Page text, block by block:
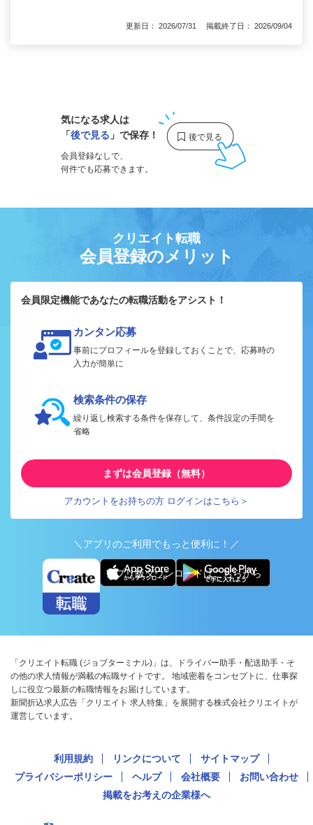
更新日： 2026/07/31 掲載終了日： 2026/09/04
気になる求人は
「後で見る 」で保存！
会員登録なしで、
何件でも応募できます。
クリエイト転職
会員登録のメリット
会員限定機能であなたの転職活動をアシスト！
カンタン応募
事前にプロフィールを登録しておくことで、応募時の
入力が簡単に
検索条件の保存
繰り返し検索する条件を保存して、条件設定の手間を
省略
まずは会員登録（無料）
アカウントをお持ちの方 ログインはこちら＞
＼アプリのご利用でもっと便利に！／
アプリ版ダウンロードはこちらから
「クリエイト転職 (ジョブターミナル)」は、ドライバー助手・配送助手・そ
の他の求人情報が満載の転職サイトです。 地域密着をコンセプトに、仕事探
しに役立つ最新の転職情報をお届けしています。
新聞折込求人広告「クリエイト 求人特集」を展開する株式会社クリエイトが
運営しています。
利用規約 リンクについて
サイトマップ
プライバシーポリシー
ヘルプ 会社概要
お問い合わせ
掲載をお考えの企業様へ